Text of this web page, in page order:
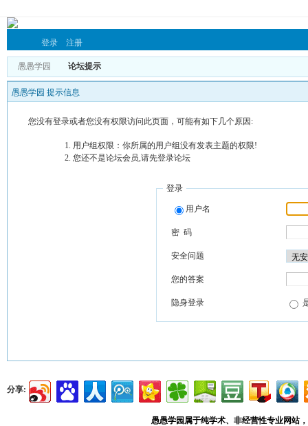
登录 注册
愚愚学园 论坛提示
愚愚学园 提示信息
您没有登录或者您没有权限访问此页面，可能有如下几个原因:
用户组权限：你所属的用户组没有发表主题的权限!
您还不是论坛会员,请先登录论坛
登录
用户名
密 码
安全问题
您的答案
隐身登录
分享:
愚愚学园属于纯学术、非经营性专业网站